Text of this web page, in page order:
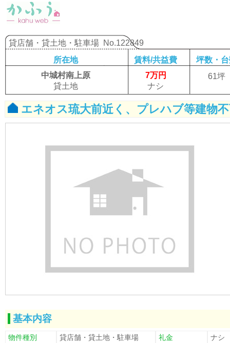
貸店舗・貸土地・駐車場 No.122849
所在地
賃料/共益費
坪数・
中城村南上原
貸土地
7万円
ナシ
61坪
エネオス琉大前近く、プレハブ等建物
基本内容
物件種別 貸店舗・貸土地・駐車場 礼金
ナシ